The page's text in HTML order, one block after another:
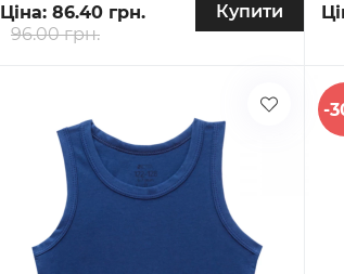
Ціна: 86.40 грн.
96.00 грн.
Купити
-